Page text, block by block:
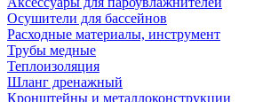
Осушители для бассейнов
Расходные материалы, инструмент
Трубы медные
Теплоизоляция
Шланг дренажный
Кронштейны и металлоконструкции